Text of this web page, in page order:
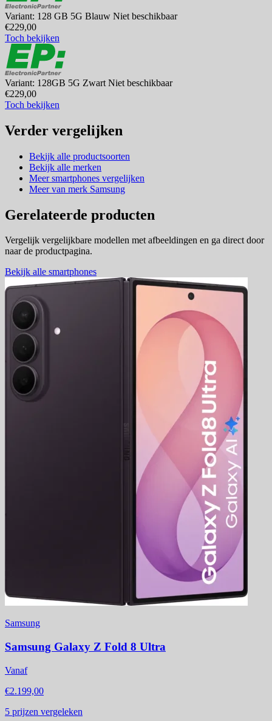
Variant: 128 GB 5G Blauw Niet beschikbaar
€229,00
Toch bekijken
Variant: 128GB 5G Zwart Niet beschikbaar
€229,00
Toch bekijken
Verder vergelijken
Bekijk alle productsoorten
Bekijk alle merken
Meer smartphones vergelijken
Meer van merk Samsung
Gerelateerde producten
Vergelijk vergelijkbare modellen met afbeeldingen en ga direct door
naar de productpagina.
Bekijk alle smartphones
Samsung
Samsung Galaxy Z Fold 8 Ultra
Vanaf
€2.199,00
5 prijzen vergeleken